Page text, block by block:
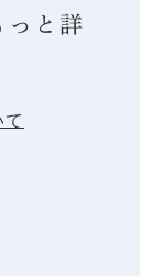
っと詳